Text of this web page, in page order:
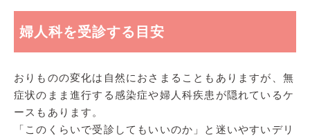
婦人科を受診する目安
おりものの変化は自然におさまることもありますが、無
症状のまま進行する感染症や婦人科疾患が隠れているケ
ースもあります。
「このくらいで受診してもいいのか」と迷いやすいデリ